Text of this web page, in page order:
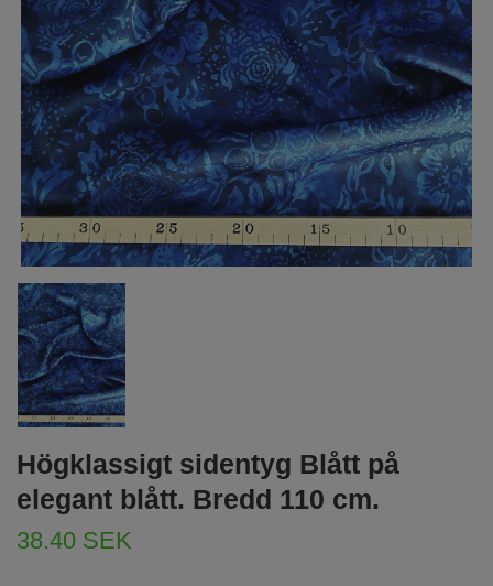
Högklassigt sidentyg Blått på
elegant blått. Bredd 110 cm.
38.40 SEK